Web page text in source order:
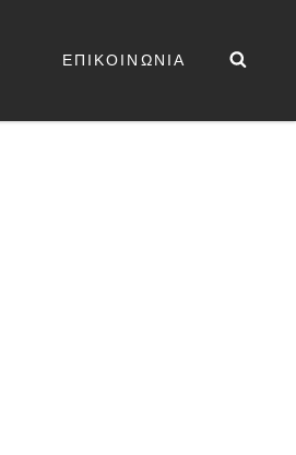
ΕΠΙΚΟΙΝΩΝΙΑ